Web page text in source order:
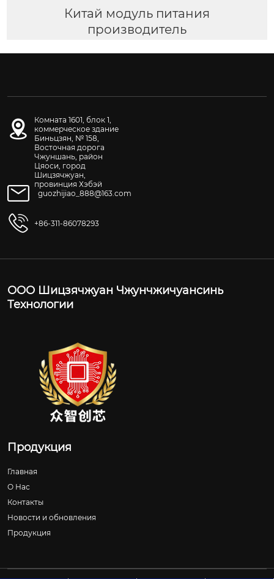
Китай модуль питания
производитель
Комната 1601, блок 1,
коммерческое здание
Биньцзян, № 158,
Восточная дорога
Чжуншань, район
Цяоси, город
Шицзячжуан,
провинция Хэбэй
guozhijiao_888@163.com
+86-311-86078293
ООО Шицзячжуан Чжунчжичуансинь
Технологии
Продукция
Главная
О Нас
Контакты
Новости и обновления
Продукция